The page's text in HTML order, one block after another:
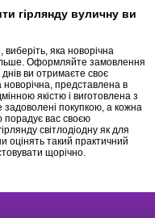
гірлянду вуличну ви
яка новорічна
Оформляйте замовлення
ви отримаєте своє
представлена в
якістю і виготовлена з
задоволені покупкою, а кожна
порадує вас своєю
світлодіодну як для
оцінять такий практичний
щорічно.